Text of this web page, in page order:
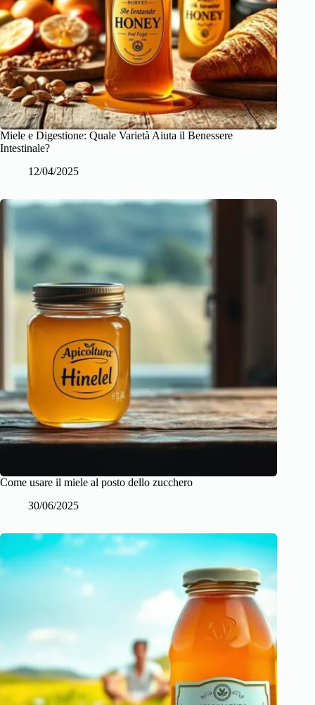
Miele e Digestione: Quale Varietà Aiuta il Benessere
Intestinale?
12/04/2025
Come usare il miele al posto dello zucchero
30/06/2025